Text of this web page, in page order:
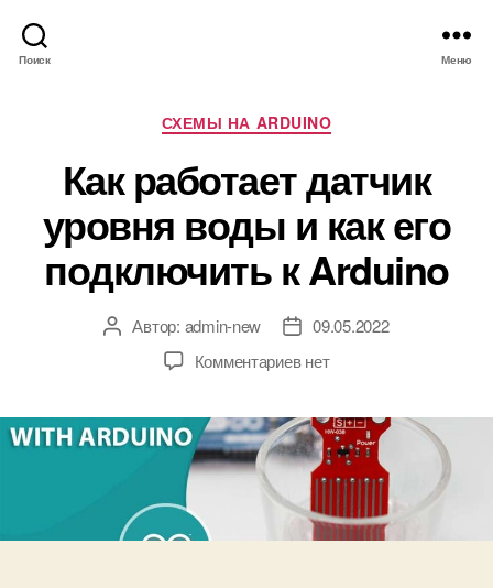
Поиск Меню
Р
у
б
р
и
к
и
СХЕМЫ НА ARDUINO
Как работает датчик
уровня воды и как его
подключить к Arduino
А
р
з
с
Автор: admin-new
Д
т
з
а
п
с
и
09.05.2022
Комментариевк
п
и
и
К
нет